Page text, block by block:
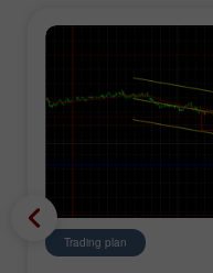
Trading plan